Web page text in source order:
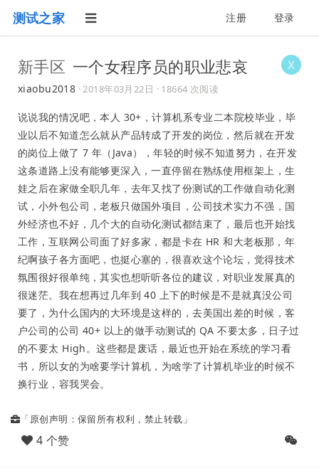
测试之家 注册 登录
新手区 一个女程序员的职业悲哀
xiaobu2018 ·2018年03月22日 · 18664 次阅读
说说我的情况吧，本人 30+，计算机系专业二本院校毕业，毕
业以后不知道怎么就从产品转成了开发的岗位，然后就在开发
的岗位上做了 7 年（Java），年轻的时候不知道努力，在开发
这条道路上没有能够更深入，一直停留在熟练使用框架上，生
娃之后在家做全职几年，去年又找了份测试的工作做自动化测
试，小外包公司，老板只做国外项目，公司技术实力不强，国
外经济也不好，几个大的自动化测试都结束了，最后也开始找
工作，互联网公司面了好多家，都是卡在 HR 和大老板那，年
纪啊孩子各方面吧，也挺心塞的，很喜欢这个论坛，觉得技术
氛围很好很单纯，其实也想听听各位的建议，对职业发展真的
很迷茫。我在想再过几年到 40 上下的时候是不是就真没公司
要了，为什么国内的大环境是这样的，去美国出差的时候，客
户公司的公司 40+ 以上的做手动测试的 QA 不要太多，日子过
的不要太 High。这些都是废话，最近也开始在系统的学习看
书，所以女的为啥要学计算机，为啥学了计算机毕业的时候不
换行业，容我哭会。
「原创声明：保留所有权利，禁止转载」
4 个赞